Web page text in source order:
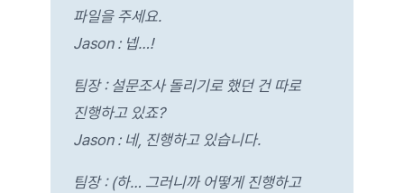
파일을 주세요.
Jason : 넵…!
팀장 : 설문조사 돌리기로 했던 건 따로
진행하고 있죠?
Jason : 네, 진행하고 있습니다.
팀장 : (하… 그러니까 어떻게 진행하고